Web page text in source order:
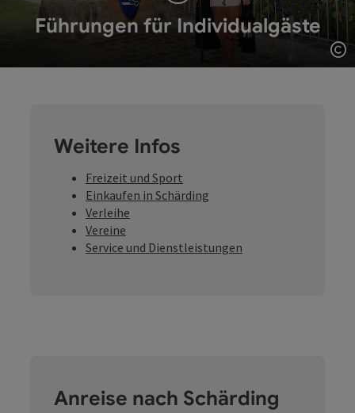
Führungen für Individualgäste
Weitere Infos
Freizeit und Sport
Einkaufen in Schärding
Verleihe
Vereine
Service und Dienstleistungen
Anreise nach Schärding